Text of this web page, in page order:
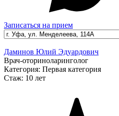
Записаться на прием
Даминов Юлий Эдуардович
Врач-оториноларинголог
Категория: Первая категория
Стаж: 10 лет